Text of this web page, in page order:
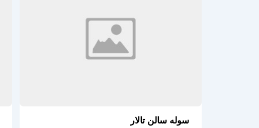
سوله سالن تالار